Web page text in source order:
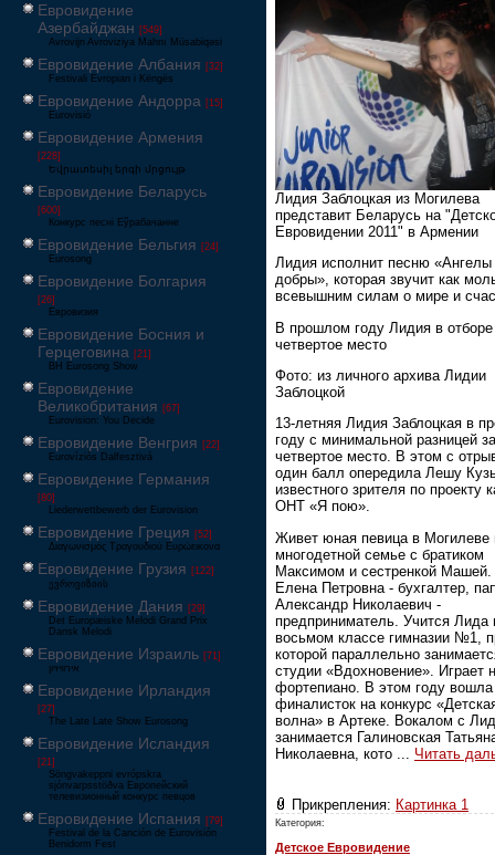
Евровидение
Азербайджан [549]
Avrovijn Avroviziya Mahnı Müsabiqəsi
Евровидение Албания [32]
Festivali Evropian i Këngës
Евровидение Андорра [15]
Eurovisió
Евровидение Армения
[228]
Եվրատեսիլ երգի մրցույթ
Евровидение Беларусь
[600]
Конкурс песні Еўрабачанне
Евровидение Бельгия [24]
Eurosong
Евровидение Болгария
[26]
Евровизия
Евровидение Босния и
Герцеговина [21]
BH Eurosong Show
Евровидение
Великобритания [67]
Eurovision: You Decide
Евровидение Венгрия [22]
Eurovíziós Dalfesztivá
Евровидение Германия
[80]
Liederwettbewerb der Eurovision
Евровидение Греция [52]
Διαγωνισμός Τραγουδιού Ευρώεικονα
Евровидение Грузия [122]
ევროვიზიის
Евровидение Дания [29]
Det Europæiske Melodi Grand Prix
Dansk Melodi
Евровидение Израиль [71]
‏אירוויזיון
Евровидение Ирландия
[27]
The Late Late Show Eurosong
Евровидение Исландия
[21]
Söngvakeppni evrópskra
sjónvarpsstöðva Европейский
телевизионный конкурс певцов
Евровидение Испания [79]
Festival de la Canción de Eurovisión
Benidorm Fest
Лидия Заблоцкая из Могилева
представит Беларусь на
Евровидении 2011" в Армении
Лидия исполнит песню «Ангелы
добры», которая звучит как
всевышним силам о мире и
В прошлом году Лидия в отборе
четвертое место
Фото: из личного архива Лидии
Заблоцкой
13-летняя Лидия Заблоцкая в
году с минимальной разницей
четвертое место. В этом с
один балл опередила Лешу
известного зрителя по проекту
ОНТ «Я пою».
Живет юная певица в Могилеве
многодетной семье с братиком
Максимом и сестренкой
Елена Петровна - бухгалтер,
Александр Николаевич -
предприниматель. Учится Лида
восьмом классе гимназии №1,
которой параллельно
студии «Вдохновение». Играет
фортепиано. В этом году
финалисток на конкурс
волна» в Артеке. Вокалом с
занимается Галиновская
Николаевна, кото
Читать
Прикрепления: Картинка 1
Категория:
Детское Евровидение